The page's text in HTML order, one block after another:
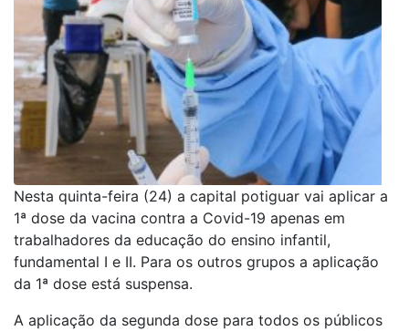
Nesta quinta-feira (24) a capital potiguar vai aplicar a
1ª dose da vacina contra a Covid-19 apenas em
trabalhadores da educação do ensino infantil,
fundamental I e II. Para os outros grupos a aplicação
da 1ª dose está suspensa.
A aplicação da segunda dose para todos os públicos